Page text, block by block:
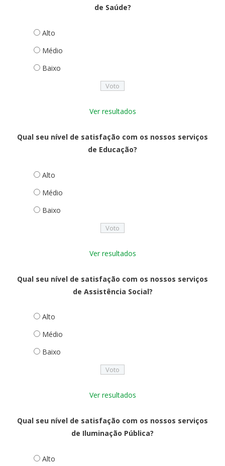
de Saúde?
Alto
Médio
Baixo
Ver resultados
Qual seu nível de satisfação com os nossos serviços
de Educação?
Alto
Médio
Baixo
Ver resultados
Qual seu nível de satisfação com os nossos serviços
de Assistência Social?
Alto
Médio
Baixo
Ver resultados
Qual seu nível de satisfação com os nossos serviços
de Iluminação Pública?
Alto